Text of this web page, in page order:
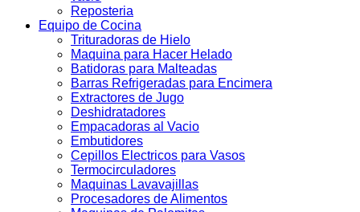
Reposteria
Equipo de Cocina
Trituradoras de Hielo
Maquina para Hacer Helado
Batidoras para Malteadas
Barras Refrigeradas para Encimera
Extractores de Jugo
Deshidratadores
Empacadoras al Vacio
Embutidores
Cepillos Electricos para Vasos
Termocirculadores
Maquinas Lavavajillas
Procesadores de Alimentos